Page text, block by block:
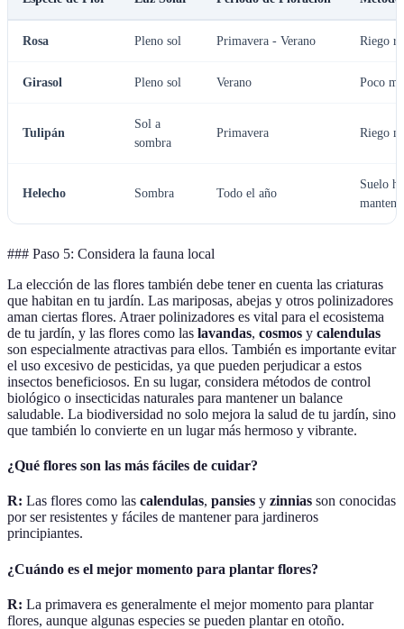
Rosa Pleno sol Primavera - Verano Riego
Girasol Pleno sol Verano Poco
Tulipán
Sol a
sombra
Primavera Riego
Helecho Sombra Todo el año
Suelo
### Paso 5: Considera la fauna local
La elección de las flores también debe tener en cuenta las criaturas
que habitan en tu jardín. Las mariposas, abejas y otros polinizadores
aman ciertas flores. Atraer polinizadores es vital para el ecosistema
de tu jardín, y las flores como las lavandas, cosmos y calendulas
son especialmente atractivas para ellos. También es importante evitar
el uso excesivo de pesticidas, ya que pueden perjudicar a estos
insectos beneficiosos. En su lugar, considera métodos de control
biológico o insecticidas naturales para mantener un balance
saludable. La biodiversidad no solo mejora la salud de tu jardín, sino
que también lo convierte en un lugar más hermoso y vibrante.
¿Qué flores son las más fáciles de cuidar?
R: Las flores como las calendulas, pansies y zinnias son conocidas
por ser resistentes y fáciles de mantener para jardineros
principiantes.
¿Cuándo es el mejor momento para plantar flores?
R: La primavera es generalmente el mejor momento para plantar
flores, aunque algunas especies se pueden plantar en otoño.